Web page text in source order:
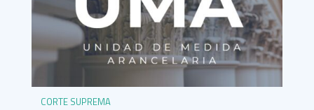
CORTE SUPREMA